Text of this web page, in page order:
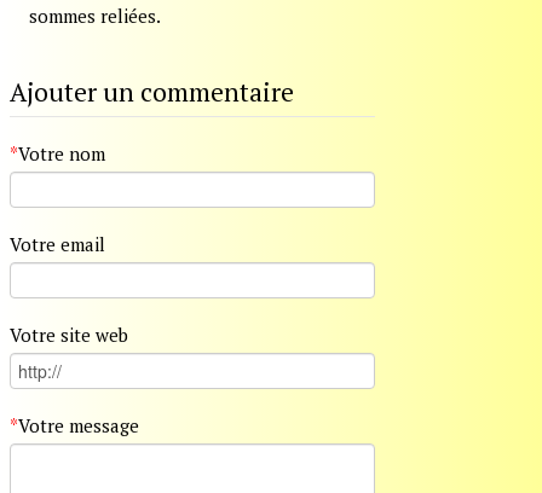
sommes reliées.
Ajouter un commentaire
*Votre nom
Votre email
Votre site web
*Votre message